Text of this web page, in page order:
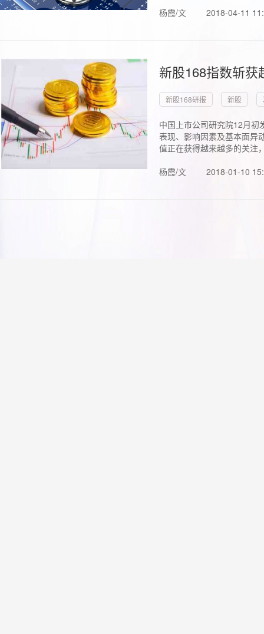
杨霞/文 2018-04-11
新股168指数斩
新股168研报 新股
中国上市公司研究院12月初
表现、影响因素及基本面异
值正在获得越来越多的关注
杨霞/文
2018-01-10